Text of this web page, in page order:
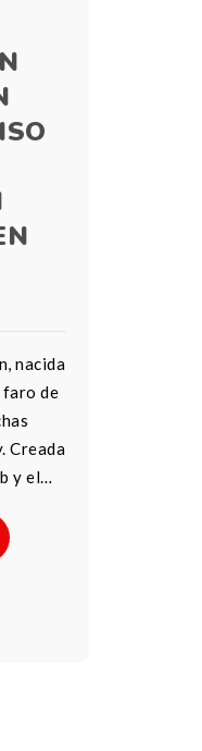
nacida
faro de
Creada
y el…